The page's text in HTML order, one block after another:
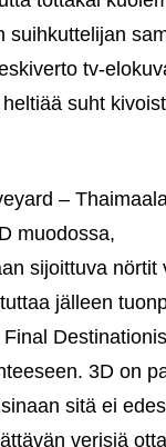
suihkuttelijan
tv-
suht
–
muodossa,
sijoittuva nörtit
jälleen
3D on
sitä ei
verisiä